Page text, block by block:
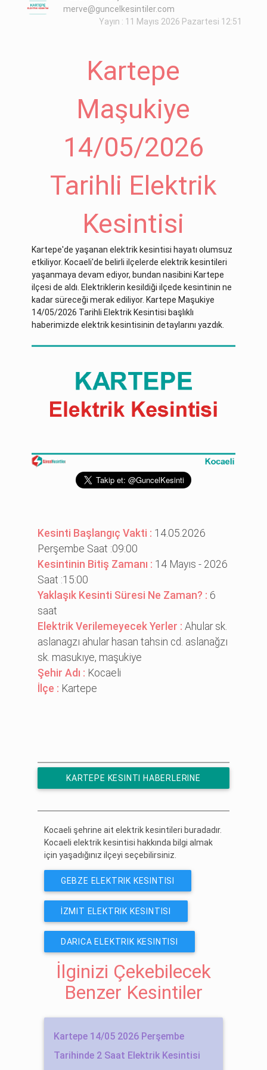
merve@guncelkesintiler.com
Yayın : 11 Mayıs 2026 Pazartesi 12:51
Kartepe
Maşukiye
14/05/2026
Tarihli Elektrik
Kesintisi
Kartepe'de yaşanan elektrik kesintisi hayatı olumsuz
etkiliyor. Kocaeli'de belirli ilçelerde elektrik kesintileri
yaşanmaya devam ediyor, bundan nasibini Kartepe
ilçesi de aldı. Elektriklerin kesildiği ilçede kesintinin ne
kadar süreceği merak ediliyor. Kartepe Maşukiye
14/05/2026 Tarihli Elektrik Kesintisi başlıklı
haberimizde elektrik kesintisinin detaylarını yazdık.
Kesinti Başlangıç Vakti : 14.05.2026
Perşembe Saat :09:00
Kesintinin Bitiş Zamanı : 14 Mayıs - 2026
Saat :15:00
Yaklaşık Kesinti Süresi Ne Zaman? : 6
saat
Elektrik Verilemeyecek Yerler :Ahular sk.
aslanagzı ahular hasan tahsi̇n cd. aslanağzı
sk. masukıye, maşuki̇ye
Şehir Adı : Kocaeli
İlçe : Kartepe
KARTEPE KESINTI HABERLERINE
Kocaeli şehrine ait elektrik kesintileri buradadır.
Kocaeli elektrik kesintisi hakkında bilgi almak
için yaşadığınız ilçeyi seçebilirsiniz.
GEBZE ELEKTRIK KESINTISI
İZMIT ELEKTRIK KESINTISI
DARICA ELEKTRIK KESINTISI
İlginizi Çekebilecek
Benzer Kesintiler
Kartepe 14/05 2026 Perşembe
Tarihinde 2 Saat Elektrik Kesintisi